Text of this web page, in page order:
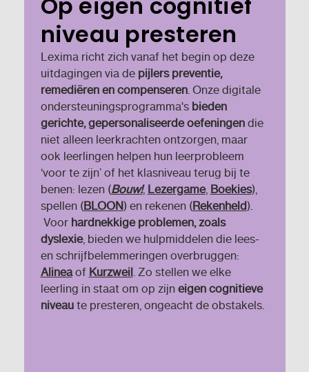
niveau presteren
Lexima richt zich vanaf het begin op deze
uitdagingen via de pijlers preventie,
remediëren en compenseren. Onze digitale
ondersteuningsprogramma's bieden
gerichte, gepersonaliseerde oefeningendie
niet alleen leerkrachten ontzorgen, maar
ook leerlingen helpen hun leerprobleem
‘voor te zijn’ of het klasniveau terug bij te
benen: lezen (Bouw!, Lezergame, Boekies),
spellen (BLOON) en rekenen (Rekenheld).
Voor hardnekkige problemen, zoals
dyslexie, bieden we hulpmiddelen die lees-
en schrijfbelemmeringen overbruggen:
Alineaof Kurzweil. Zo stellen we elke
leerling in staat om op zijn eigen cognitieve
niveaute presteren, ongeacht de obstakels.